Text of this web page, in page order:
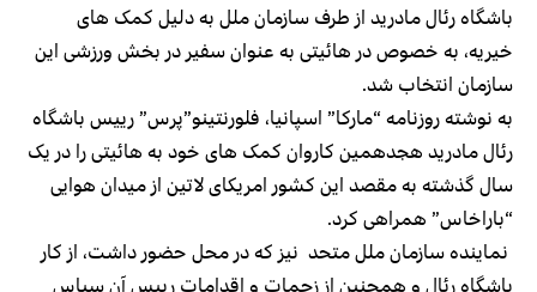
باشگاه رئال مادرید از طرف سازمان ملل به دلیل کمک های
خیریه، به خصوص در هائیتی به عنوان سفیر در بخش ورزشی این
سازمان انتخاب شد.
به نوشته روزنامه “مارکا” اسپانیا، فلورنتینو”پرس” رییس باشگاه
رئال مادرید هجدهمین کاروان کمک های خود به هائیتی را در یک
سال گذشته به مقصد این کشور امریکای لاتین از میدان هوایی
“باراخاس” همراهی کرد.
نماینده سازمان ملل متحد نیز که در محل حضور داشت، از کار